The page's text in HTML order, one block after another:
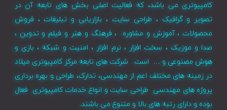
کامپیوتری می باشد، که فعالیت اصلی بخش های تابعه آن در
تصویر و گرافیک ، طراحی سایت ، بازاریابی و تبلیغات ، فروش
محصولات ، آموزش و مشاوره ، فرهنگ و هنر و فیلم و تدوین ،
صدا و موزیک ، سخت افزار ، نرم افزار ، امنیت و شبکه ، بازی و
هوش مصنوعی و … است. شرکت های تابعه مرکز کامپیوتری میلاد
در زمینه های مختلف اعم از مهندسی، تدارک، طراحی و بهره برداری
پروژه های مهندسی طراحی سایت و انواع خدمات کامپیوتری فعال
بوده و دارای رتبه های بالا و متنوع می باشند.